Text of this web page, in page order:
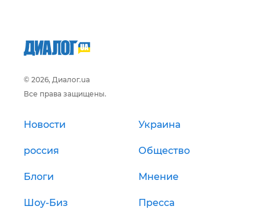
© 2026, Диалог.ua
Все права защищены.
Новости Украина
россия Общество
Блоги Мнение
Шоу-Биз Пресса